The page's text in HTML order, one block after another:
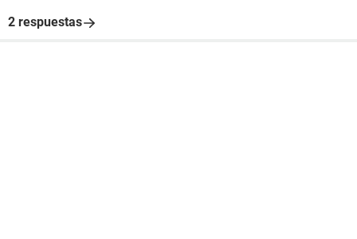
2 respuestas